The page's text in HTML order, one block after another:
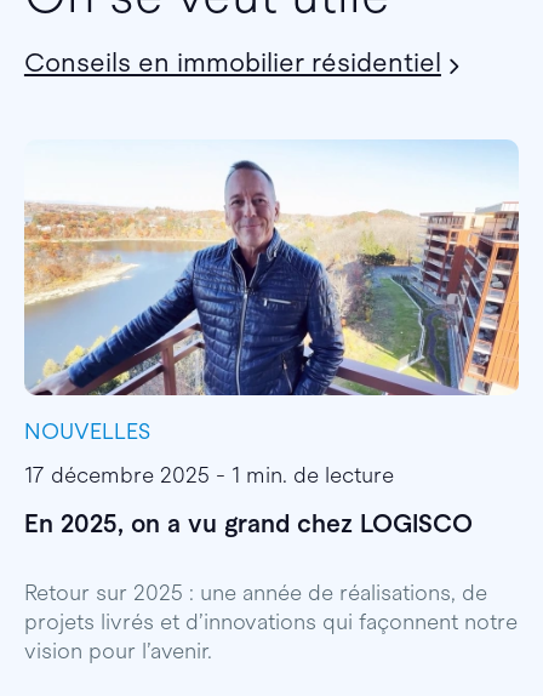
Conseils en immobilier résidentiel
NOUVELLES
17 décembre 2025 - 1 min. de lecture
En 2025, on a vu grand chez LOGISCO
Retour sur 2025 : une année de réalisations, de
projets livrés et d’innovations qui façonnent notre
vision pour l’avenir.